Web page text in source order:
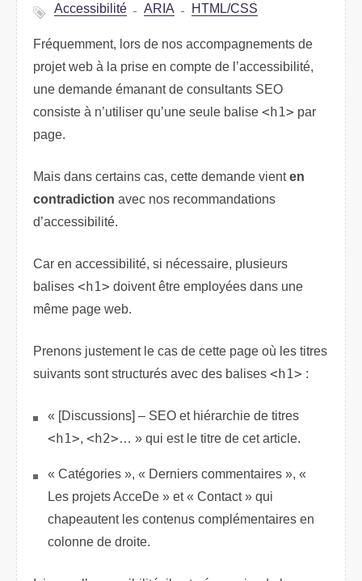
Accessibilité ARIA HTML/CSS
Fréquemment, lors de nos accompagnements de
projet web à la prise en compte de l’accessibilité,
une demande émanant de consultants SEO
consiste à n’utiliser qu’une seule balise <h1> par
page.
Mais dans certains cas, cette demande vienten
contradiction avec nos recommandations
d’accessibilité.
Car en accessibilité, si nécessaire, plusieurs
balises <h1> doivent être employées dans une
même page web.
Prenons justement le cas de cette page où les titres
suivants sont structurés avec des balises <h1> :
« [Discussions] – SEO et hiérarchie de titres
<h1>, <h2>… » qui est le titre de cet article.
« Catégories », « Derniers commentaires », «
Les projets AcceDe » et « Contact » qui
chapeautent les contenus complémentaires en
colonne de droite.